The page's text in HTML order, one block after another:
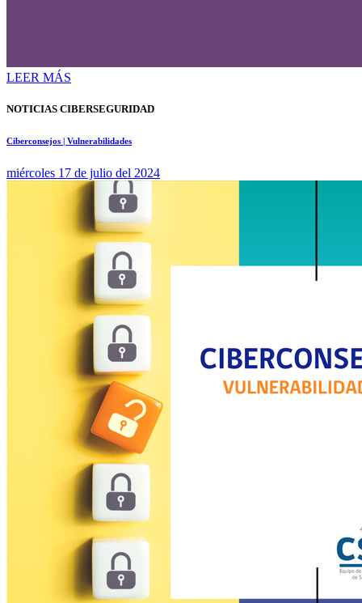
LEER MÁS
NOTICIAS CIBERSEGURIDAD
Ciberconsejos | Vulnerabilidades
miércoles 17 de julio del 2024